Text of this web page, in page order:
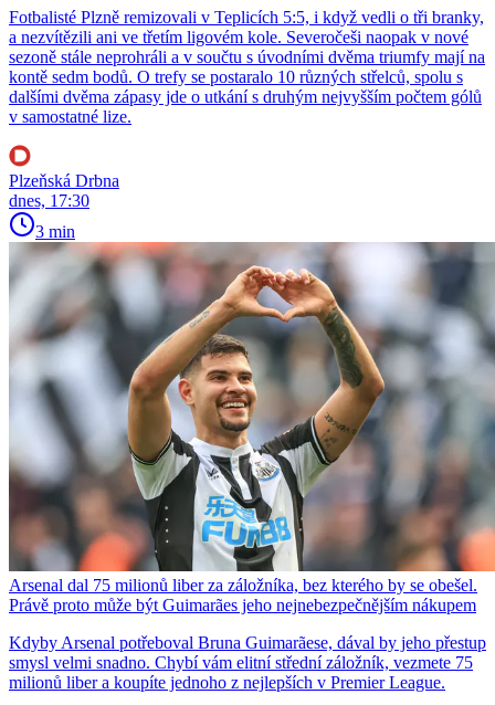
Fotbalisté Plzně remizovali v Teplicích 5:5, i když vedli o tři branky,
a nezvítězili ani ve třetím ligovém kole. Severočeši naopak v nové
sezoně stále neprohráli a v součtu s úvodními dvěma triumfy mají na
kontě sedm bodů. O trefy se postaralo 10 různých střelců, spolu s
dalšími dvěma zápasy jde o utkání s druhým nejvyšším počtem gólů
v samostatné lize.
Plzeňská Drbna
dnes, 17:30
3 min
Arsenal dal 75 milionů liber za záložníka, bez kterého by se obešel.
Právě proto může být Guimarães jeho nejnebezpečnějším nákupem
Kdyby Arsenal potřeboval Bruna Guimarãese, dával by jeho přestup
smysl velmi snadno. Chybí vám elitní střední záložník, vezmete 75
milionů liber a koupíte jednoho z nejlepších v Premier League.